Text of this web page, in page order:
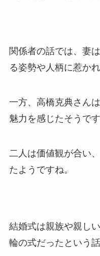
関係者の話では、妻
る姿勢や人柄に惹か
一方、高橋克典さん
魅力を感じたそうです
二人は価値観が合い
たようですね。
結婚式は親族や親し
輪の式だったという